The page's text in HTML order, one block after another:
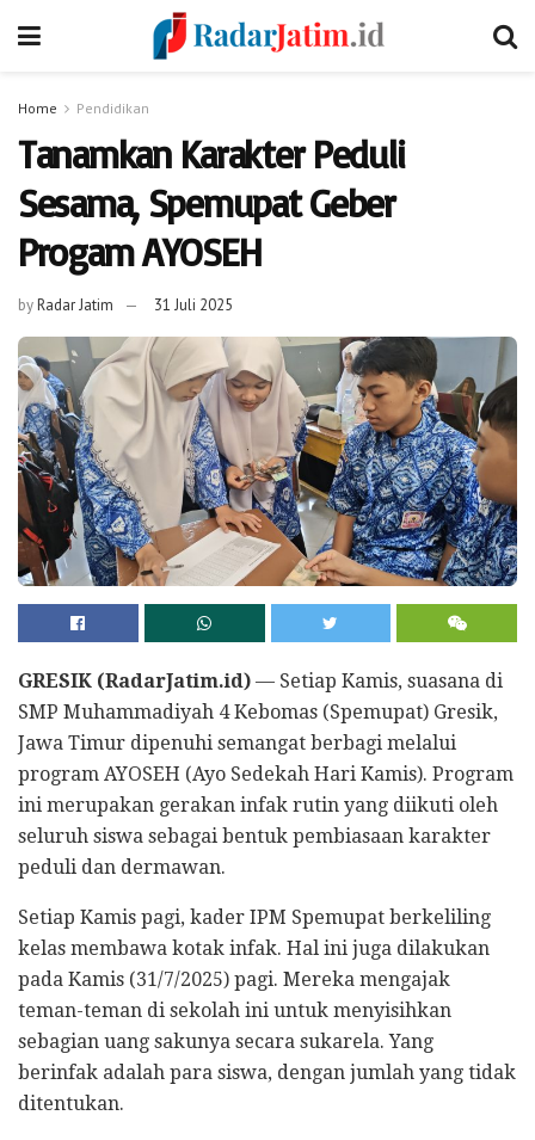
Home Pendidikan
Tanamkan Karakter Peduli
Sesama, Spemupat Geber
Progam AYOSEH
byRadar Jatim 31 Juli 2025
GRESIK (RadarJatim.id) — Setiap Kamis, suasana di
SMP Muhammadiyah 4 Kebomas (Spemupat) Gresik,
Jawa Timur dipenuhi semangat berbagi melalui
program AYOSEH (Ayo Sedekah Hari Kamis). Program
ini merupakan gerakan infak rutin yang diikuti oleh
seluruh siswa sebagai bentuk pembiasaan karakter
peduli dan dermawan.
Setiap Kamis pagi, kader IPM Spemupat berkeliling
kelas membawa kotak infak. Hal ini juga dilakukan
pada Kamis (31/7/2025) pagi. Mereka mengajak
teman-teman di sekolah ini untuk menyisihkan
sebagian uang sakunya secara sukarela. Yang
berinfak adalah para siswa, dengan jumlah yang tidak
ditentukan.